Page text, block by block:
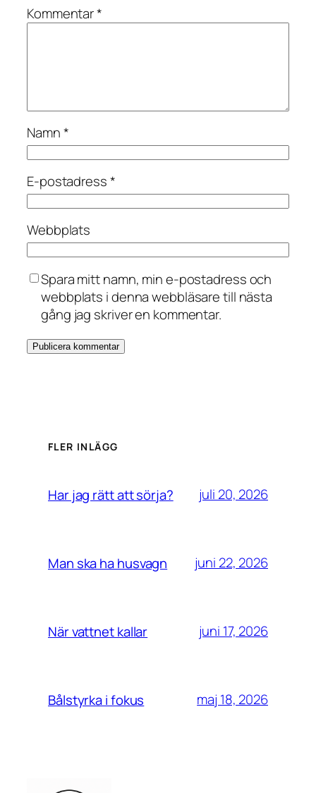
Kommentar*
Namn*
E-postadress*
Webbplats
Spara mitt namn, min e-postadress och
webbplats i denna webbläsare till nästa
gång jag skriver en kommentar.
FLER INLÄGG
Har jag rätt att sörja? juli 20, 2026
Man ska ha husvagn juni 22, 2026
När vattnet kallar juni 17, 2026
Bålstyrka i fokus maj 18, 2026